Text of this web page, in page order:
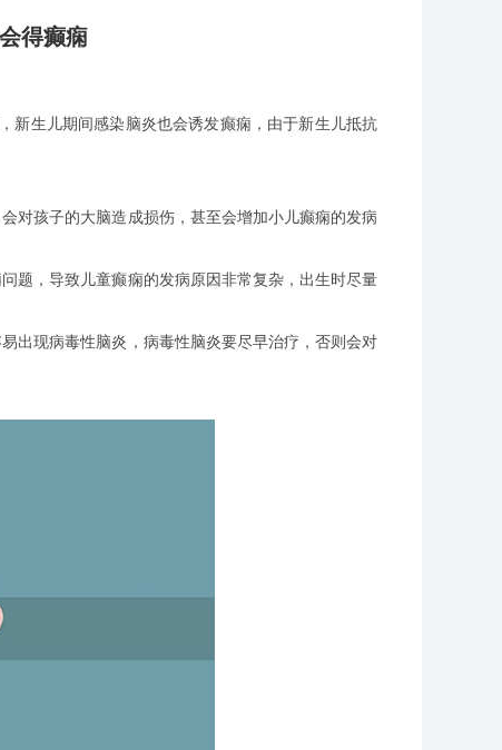
得癫痫
新生儿期间感染脑炎也会诱发癫痫，由于新生儿抵抗
孩子的大脑造成损伤，甚至会增加小儿癫痫的发病
，导致儿童癫痫的发病原因非常复杂，出生时尽量
现病毒性脑炎，病毒性脑炎要尽早治疗，否则会对